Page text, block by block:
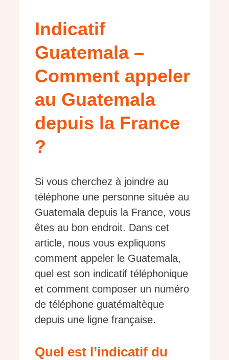
Indicatif
Guatemala –
Comment appeler
au Guatemala
depuis la France
?
Si vous cherchez à joindre au
téléphone une personne située au
Guatemala depuis la France, vous
êtes au bon endroit. Dans cet
article, nous vous expliquons
comment appeler le Guatemala,
quel est son indicatif téléphonique
et comment composer un numéro
de téléphone guatémaltèque
depuis une ligne française.
Quel est l’indicatif du